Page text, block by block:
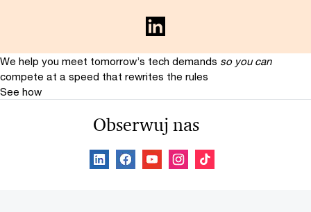
We help you meet tomorrow’s tech demands so you can
compete at a speed that rewrites the rules
See how
Obserwuj nas